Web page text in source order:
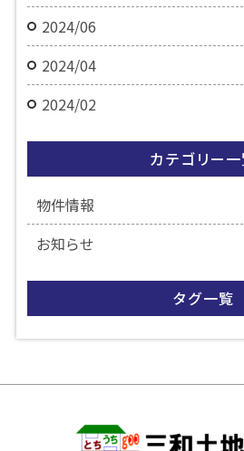
2024/06
2024/04
2024/02
カテゴリー
物件情報
お知らせ
タグ一覧